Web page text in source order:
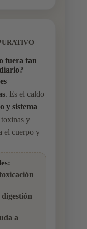
fuera tan
. Es el caldo
y sistema
y
el cuerpo y
a